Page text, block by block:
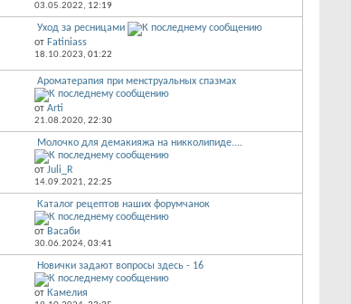
03.05.2022, 12:19
Уход за ресницами
от Fatiniass
18.10.2023, 01:22
Ароматерапия при менструальных спазмах
от Arti
21.08.2020, 22:30
Молочко для демакияжа на никколипиде....
от Juli_R
14.09.2021, 22:25
Каталог рецептов наших форумчанок
от Васаби
30.06.2024, 03:41
Новички задают вопросы здесь - 16
от Камелия